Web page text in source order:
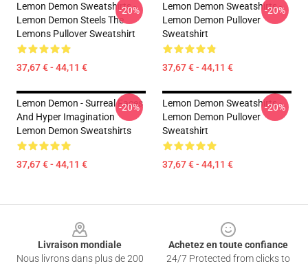
Lemon Demon Sweatshirts -
Lemon Demon Steels The
Lemons Pullover Sweatshirt
37,67 € - 44,11 €
-20%
Lemon Demon Sweatshirts -
Lemon Demon Pullover
Sweatshirt
37,67 € - 44,11 €
-20%
Lemon Demon - Surreal Faces
And Hyper Imagination
Lemon Demon Sweatshirts
37,67 € - 44,11 €
-20%
Lemon Demon Sweatshirts -
Lemon Demon Pullover
Sweatshirt
37,67 € - 44,11 €
-20%
Livraison mondiale
Nous livrons dans plus de 200
Achetez en toute confiance
24/7 Protected from clicks to